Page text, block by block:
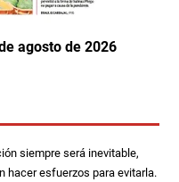
agosto de 2026
siempre será inevitable,
hacer esfuerzos para evitarla.